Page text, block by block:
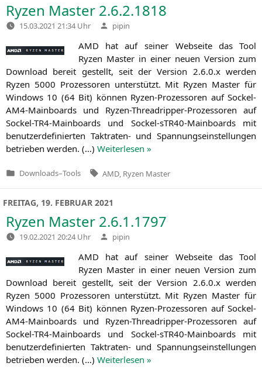
Ryzen Master 2.6.2.1818
15.03.2021 21:34 Uhr Verfasst
von
pipin
AMD hat auf sei­ner Web­sei­te das Tool
Ryzen Mas­ter in einer neu­en Ver­si­on zum
Down­load bereit gestellt, seit der Ver­si­on 2.6.0.x wer­den
Ryzen 5000 Pro­zes­so­ren unter­stützt. Mit Ryzen Mas­ter für
Win­dows 10 (64 Bit) kön­nen Ryzen-Pro­zes­so­ren auf Sockel-
AM4-Main­boards und Ryzen-Thre­ad­rip­per-Pro­zes­so­ren auf
Sockel-TR4-Main­boards und Sockel-sTR40-Main­boards mit
benut­zer­de­fi­nier­ten Takt­ra­ten- und Span­nungs­ein­stel­lun­gen
betrie­ben wer­den. (…) Wei­ter­le­sen »
Veröffentlicht
Downloads–Tools Tags:
AMD Ryzen Master
FREITAG, 19. FEBRUAR 2021
Ryzen Master 2.6.1.1797
19.02.2021 20:24 Uhr Verfasst
von
pipin
AMD hat auf sei­ner Web­sei­te das Tool
Ryzen Mas­ter in einer neu­en Ver­si­on zum
Down­load bereit gestellt, seit der Ver­si­on 2.6.0.x wer­den
Ryzen 5000 Pro­zes­so­ren unter­stützt. Mit Ryzen Mas­ter für
Win­dows 10 (64 Bit) kön­nen Ryzen-Pro­zes­so­ren auf Sockel-
AM4-Main­boards und Ryzen-Thre­ad­rip­per-Pro­zes­so­ren auf
Sockel-TR4-Main­boards und Sockel-sTR40-Main­boards mit
benut­zer­de­fi­nier­ten Takt­ra­ten- und Span­nungs­ein­stel­lun­gen
betrie­ben wer­den. (…) Wei­ter­le­sen »